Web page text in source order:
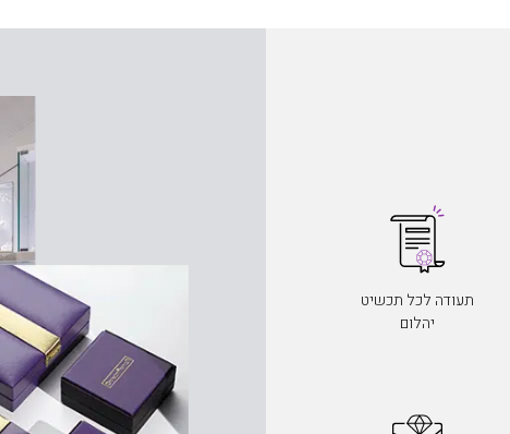
תעודה לכל תכשיט
יהלום